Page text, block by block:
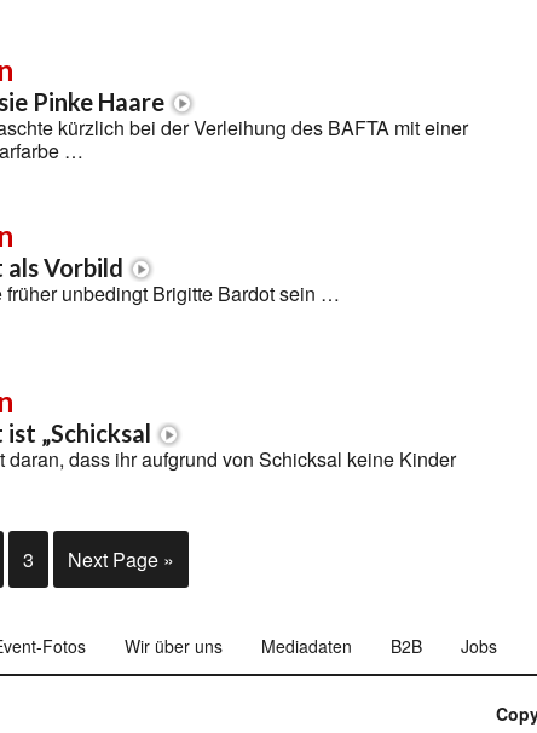
Pinke Haare
kürzlich bei der Verleihung des BAFTA mit einer
…
Vorbild
früher unbedingt Brigitte Bardot sein …
„Schicksal
daran, dass ihr aufgrund von Schicksal keine Kinder
3 Next Page »
Fotos Wir über uns Mediadaten B2B Jobs